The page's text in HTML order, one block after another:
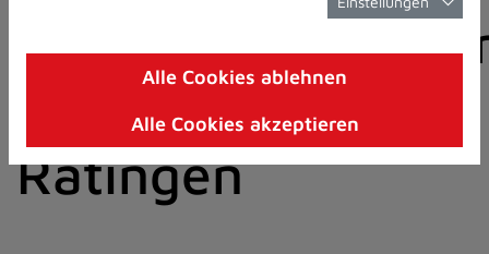
8)
I)
der Stadt
Ratingen
Alle Cookies ablehnen
Alle Cookies akzeptieren